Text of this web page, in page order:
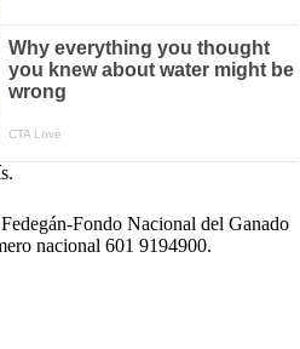
Fondo Nacional del Ganado
nacional 601 9194900.